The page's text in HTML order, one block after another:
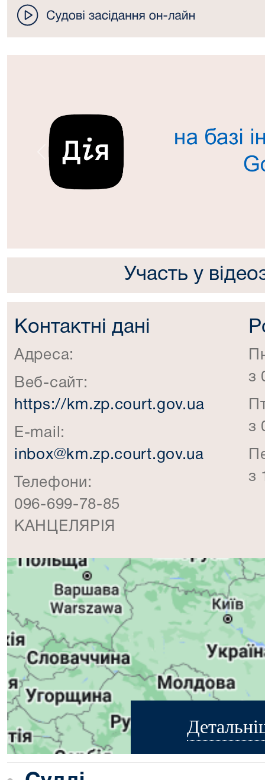
Попередній
Участь у
Контактні дані
Адреса:
Веб-сайт:
https://km.zp.court.gov.ua
E-mail:
inbox@km.zp.court.gov.ua
Телефони:
096-699-78-85
КАНЦЕЛЯРІЯ
з
з
з